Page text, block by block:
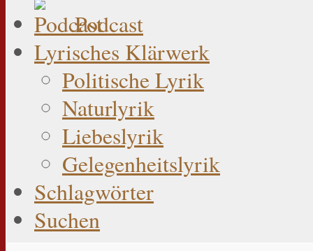
Podcast
Lyrisches Klärwerk
Politische Lyrik
Naturlyrik
Liebeslyrik
Gelegenheitslyrik
Schlagwörter
Suchen